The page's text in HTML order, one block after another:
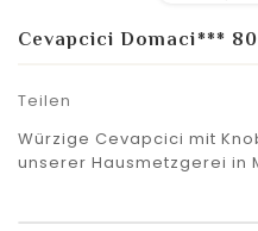
Cevapcici Domaci***
Teilen
Würzige Cevapcici mit
unserer Hausmetzgerei in